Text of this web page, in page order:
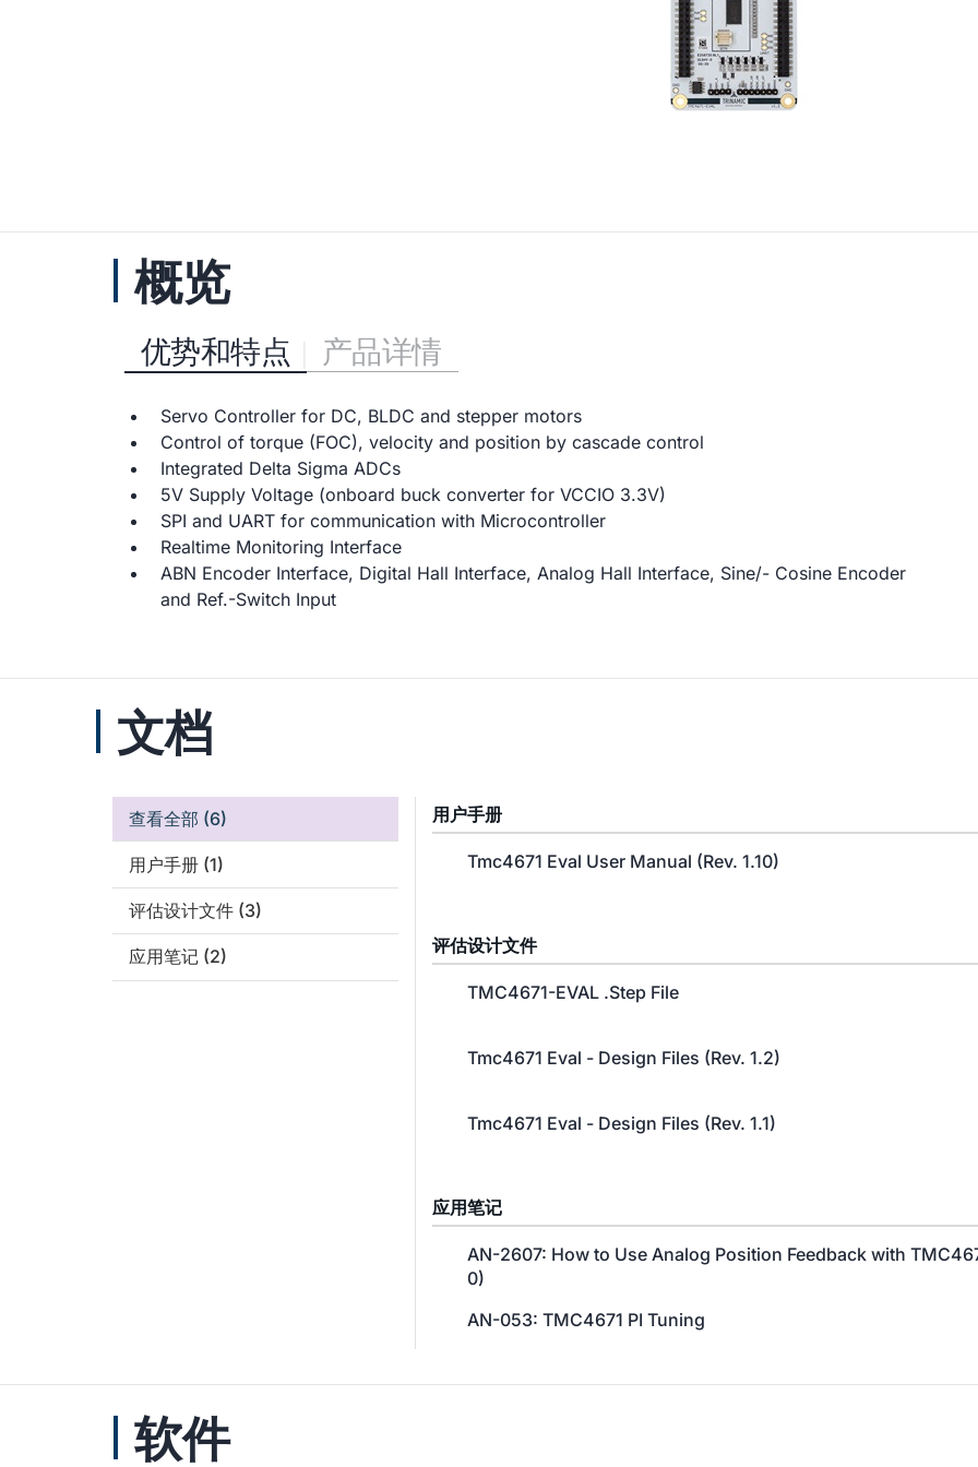
概览
优势和特点 产品详情
Servo Controller for DC, BLDC and stepper motors
Control of torque (FOC), velocity and position by cascade control
Integrated Delta Sigma ADCs
5V Supply Voltage (onboard buck converter for VCCIO 3.3V)
SPI and UART for communication with Microcontroller
Realtime Monitoring Interface
ABN Encoder Interface, Digital Hall Interface, Analog Hall Interface, Sine/- Cosine Encoder
and Ref.-Switch Input
文档
查看全部 (6)
用户手册 (1)
评估设计文件 (3)
应用笔记 (2)
用户手册
Tmc4671 Eval User Manual (Rev. 1.10)
评估设计文件
TMC4671-EVAL .Step File
Tmc4671 Eval - Design Files (Rev. 1.2)
Tmc4671 Eval - Design Files (Rev. 1.1)
应用笔记
AN-2607: How to Use Analog Position Feedback with
0)
AN-053: TMC4671 PI Tuning
软件